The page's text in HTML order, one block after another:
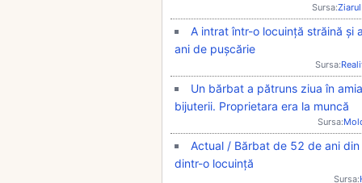
Sursa:
A intrat într-o locuință străină și
ani de pușcărie
Sursa:
Un bărbat a pătruns ziua în
bijuterii. Proprietara era la muncă
Sursa:
Actual / Bărbat de 52 de ani
dintr-o locuință
Sursa: